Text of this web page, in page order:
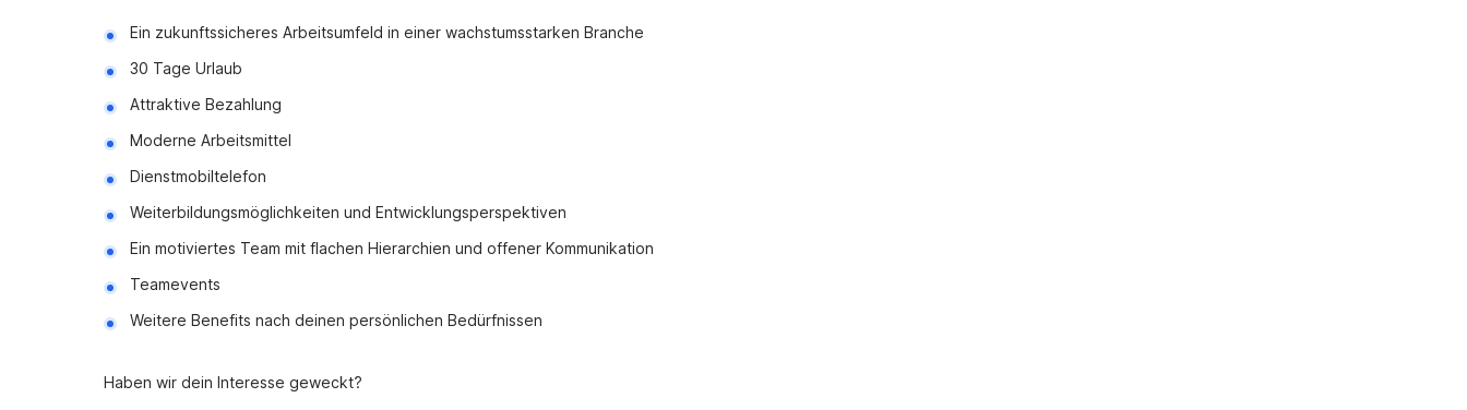
Ein zukunftssicheres Arbeitsumfeld in einer wachstumsstarken Branche
30 Tage Urlaub
Attraktive Bezahlung
Moderne Arbeitsmittel
Dienstmobiltelefon
Weiterbildungsmöglichkeiten und Entwicklungsperspektiven
Ein motiviertes Team mit flachen Hierarchien und offener Kommunikation
Teamevents
Weitere Benefits nach deinen persönlichen Bedürfnissen
Haben wir dein Interesse geweckt?